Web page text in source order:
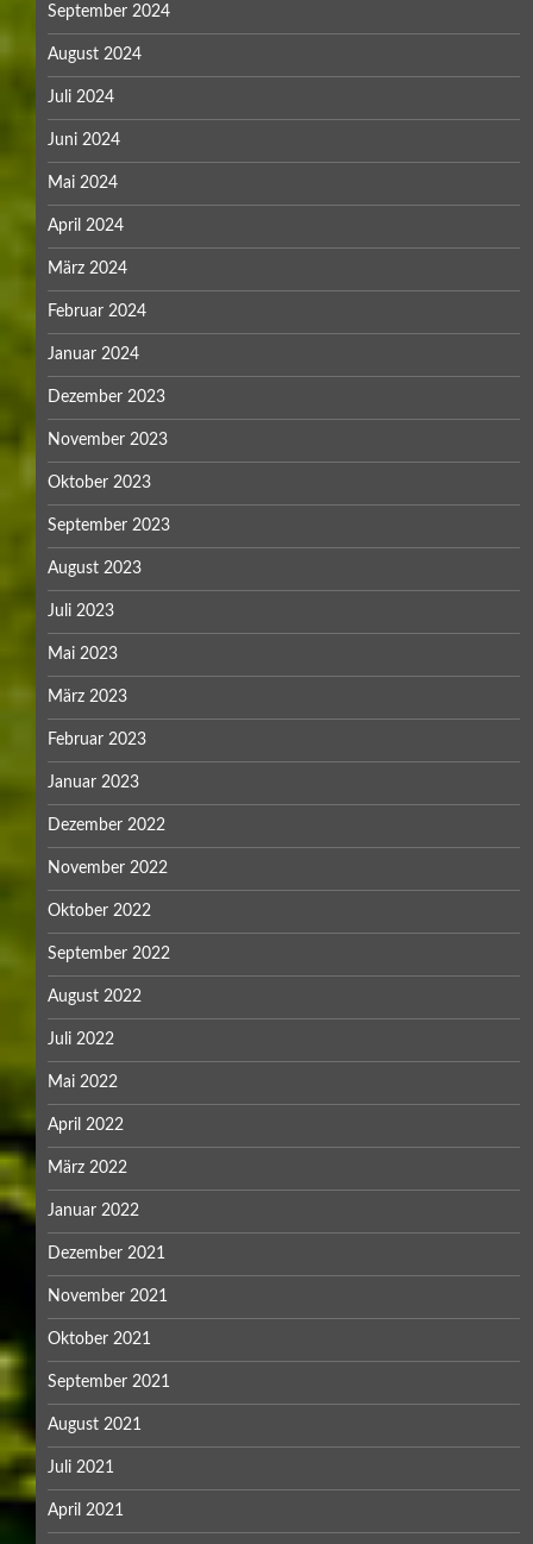
September 2024
August 2024
Juli 2024
Juni 2024
Mai 2024
April 2024
März 2024
Februar 2024
Januar 2024
Dezember 2023
November 2023
Oktober 2023
September 2023
August 2023
Juli 2023
Mai 2023
März 2023
Februar 2023
Januar 2023
Dezember 2022
November 2022
Oktober 2022
September 2022
August 2022
Juli 2022
Mai 2022
April 2022
März 2022
Januar 2022
Dezember 2021
November 2021
Oktober 2021
September 2021
August 2021
Juli 2021
April 2021